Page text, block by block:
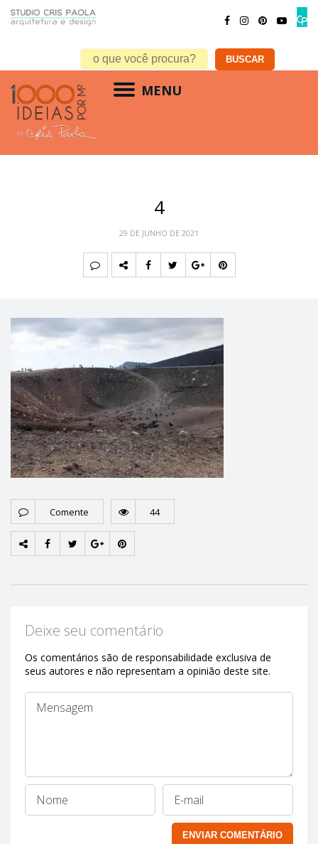
MENU
4
29 DE JUNHO DE 2021
Comente 44
Deixe seu comentário
Os comentários são de responsabilidade exclusiva de
seus autores e não representam a opinião deste site.